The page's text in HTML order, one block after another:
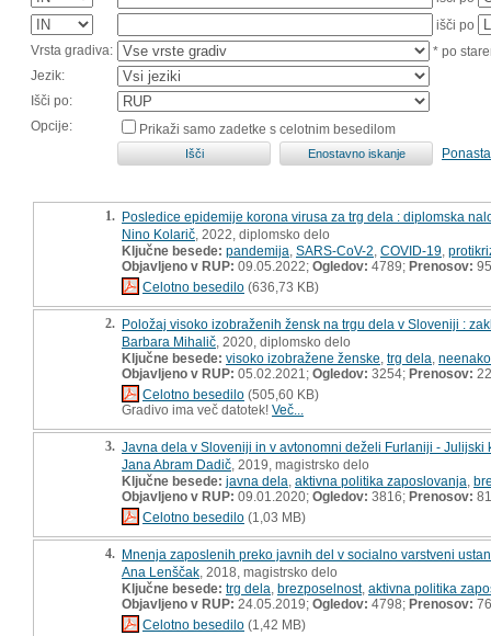
išči po
Vrsta gradiva:
* po
Jezik:
Išči po:
Opcije:
Prikaži samo zadetke s celotnim besedilom
1. Posledice epidemije korona virusa za trg dela : diplomska
Nino Kolarič , 2022, diplomsko delo
Ključne besede: pandemija SARS-CoV-2 COVID-19
Objavljeno v RUP: 09.05.2022; Ogledov: 4789; Prenosov: 95
Celotno besedilo (636,73 KB)
2. Položaj visoko izobraženih žensk na trgu dela v Sloveniji :
Barbara Mihalič , 2020, diplomsko delo
Ključne besede: visoko izobražene ženske trg dela
Objavljeno v RUP: 05.02.2021; Ogledov: 3254; Prenosov:
Celotno besedilo (505,60 KB)
Gradivo ima več datotek! Več...
3. Javna dela v Sloveniji in v avtonomni deželi Furlaniji - Julijski
Jana Abram Dadič , 2019, magistrsko delo
Ključne besede: javna dela aktivna politika zaposlovanja
Objavljeno v RUP: 09.01.2020; Ogledov: 3816; Prenosov: 81
Celotno besedilo (1,03 MB)
4. Mnenja zaposlenih preko javnih del v socialno varstveni
Ana Lenščak , 2018, magistrsko delo
Ključne besede: trg dela brezposelnost, aktivna politika
Objavljeno v RUP: 24.05.2019; Ogledov: 4798; Prenosov: 76
Celotno besedilo (1,42 MB)